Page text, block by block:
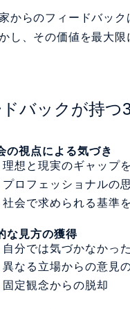
からのフィードバッ
し、その価値を最大限
バックが持つ
の視点による気づき
理想と現実のギャップ
プロフェッショナルの
社会で求められる基準
な見方の獲得
自分では気づかなかっ
異なる立場からの意見
固定観念からの脱却